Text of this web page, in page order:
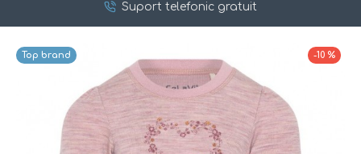
Suport telefonic gratuit
Top brand -10 %